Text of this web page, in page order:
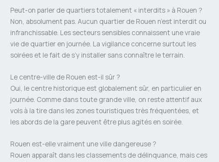
Peut-on parler de quartiers totalement « interdits » à Rouen ?
Non, absolument pas. Aucun quartier de Rouen n’est interdit ou
infranchissable. Les secteurs sensibles connaissent une vraie
vie de quartier en journée. La vigilance concerne surtout les
soirées et le fait de s’y installer sans connaître le terrain.
Le centre-ville de Rouen est-il sûr ?
Oui, le centre historique est globalement sûr, en particulier en
journée. Comme dans toute grande ville, on reste attentif aux
vols à la tire dans les zones touristiques très fréquentées, et
les abords de la gare peuvent être plus agités en soirée.
Rouen est-elle vraiment une ville dangereuse ?
Rouen apparaît dans les classements de délinquance, mais ces